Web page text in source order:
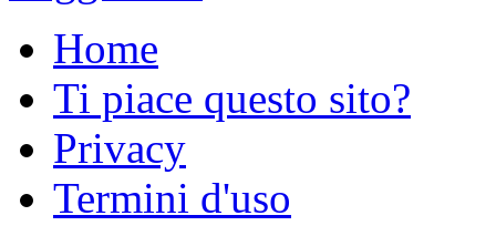
Home
Ti piace questo sito?
Privacy
Termini d'uso